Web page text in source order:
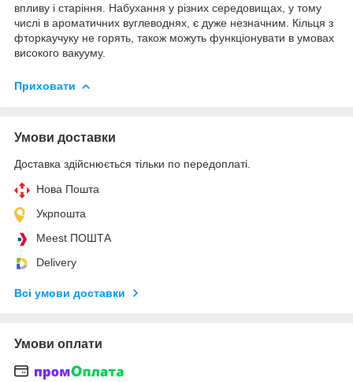
впливу і старіння. Набухання у різних середовищах, у тому
числі в ароматичних вуглеводнях, є дуже незначним. Кільця з
фторкаучуку не горять, також можуть функціонувати в умовах
високого вакууму.
Приховати
Умови доставки
Доставка здійснюється тільки по передоплаті.
Нова Пошта
Укрпошта
Meest ПОШТА
Delivery
Всі умови доставки
Умови оплати